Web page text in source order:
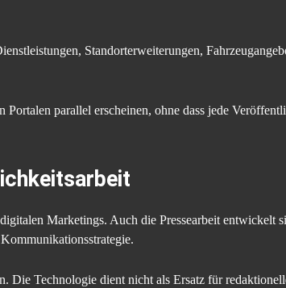
Standorterweiterungen,
parallel erscheinen, ohne dass jede
Marketings. Auch die Pressearbeit entwickelt
Die Technologie dient nicht als Ersatz für